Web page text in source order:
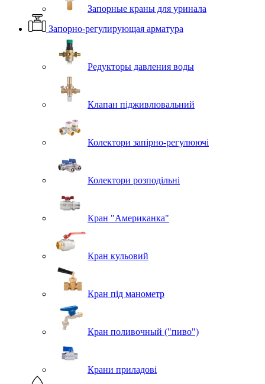
Запорные краны для уринала
Запорно-регулирующая арматура
Редукторы давления воды
Клапан підживлювальний
Колектори запірно-регулюючі
Колектори розподільні
Кран "Американка"
Кран кульовий
Кран під манометр
Кран поливочный ("пиво")
Крани приладові